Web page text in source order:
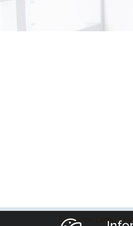
Fundación Cáritas